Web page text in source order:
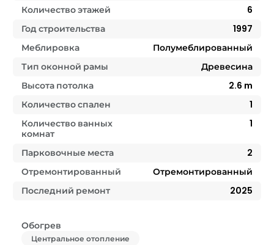
Количество этажей
6
Год строительства
1997
Меблировка
Полумеблированный
Тип оконной рамы
Древесина
Высота потолка
2.6 m
Количество спален
1
Количество ванных
комнат
1
Парковочные места
2
Отремонтированный
Отремонтированный
Последний ремонт
2025
Обогрев
Центральное отопление